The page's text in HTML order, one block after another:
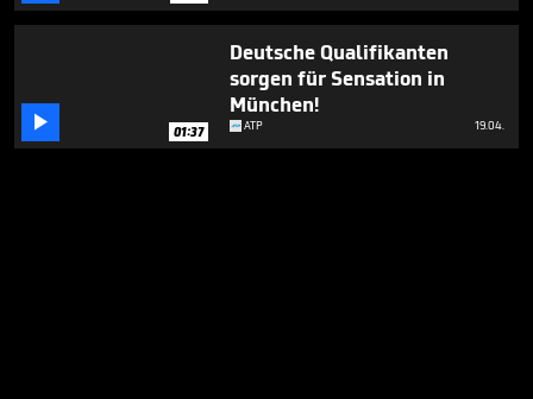
 01:37
Deutsche Qualifikanten
sorgen für Sensation in
München!
ATP 19.04.